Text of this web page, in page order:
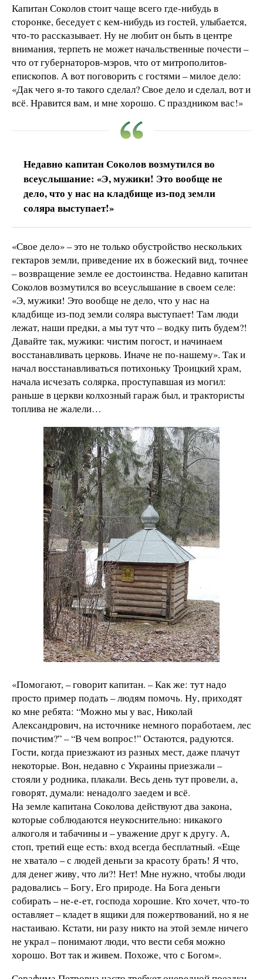
Капитан Соколов стоит чаще всего где-нибудь в
сторонке, беседует с кем-нибудь из гостей, улыбается,
что-то рассказывает. Ну не любит он быть в центре
внимания, терпеть не может начальственные почести –
что от губернаторов-мэров, что от митрополитов-
епископов. А вот поговорить с гостями – милое дело:
«Дак чего я-то такого сделал? Свое дело и сделал, вот и
всё. Нравится вам, и мне хорошо. С праздником вас!»
Недавно капитан Соколов возмутился во
всеуслышание: «Э, мужики! Это вообще не
дело, что у нас на кладбище из-под земли
соляра выступает!»
«Свое дело» – это не только обустройство нескольких
гектаров земли, приведение их в божеский вид, точнее
– возвращение земле ее достоинства. Недавно капитан
Соколов возмутился во всеуслышание в своем селе:
«Э, мужики! Это вообще не дело, что у нас на
кладбище из-под земли соляра выступает! Там люди
лежат, наши предки, а мы тут что – водку пить будем?!
Давайте так, мужики: чистим погост, и начинаем
восстанавливать церковь. Иначе не по-нашему». Так и
начал восстанавливаться потихоньку Троицкий храм,
начала исчезать солярка, проступавшая из могил:
раньше в церкви колхозный гараж был, и трактористы
топлива не жалели…
«Помогают, – говорит капитан. – Как же: тут надо
просто пример подать – людям помочь. Ну, приходят
ко мне ребята: “Можно мы у вас, Николай
Александрович, на источнике немного поработаем, лес
почистим?” – “В чем вопрос!” Остаются, радуются.
Гости, когда приезжают из разных мест, даже плачут
некоторые. Вон, недавно с Украины приезжали –
стояли у родника, плакали. Весь день тут провели, а,
говорят, думали: ненадолго заедем и всё.
На земле капитана Соколова действуют два закона,
которые соблюдаются неукоснительно: никакого
алкоголя и табачины и – уважение друг к другу. А,
стоп, третий еще есть: вход всегда бесплатный. «Еще
не хватало – с людей деньги за красоту брать! Я что,
для денег живу, что ли?! Нет! Мне нужно, чтобы люди
радовались – Богу, Его природе. На Бога деньги
собирать – не-е-ет, господа хорошие. Кто хочет, что-то
оставляет – кладет в ящики для пожертвований, но я не
настаиваю. Кстати, ни разу никто на этой земле ничего
не украл – понимают люди, что вести себя можно
хорошо. Вот так и живем. Похоже, что с Богом».